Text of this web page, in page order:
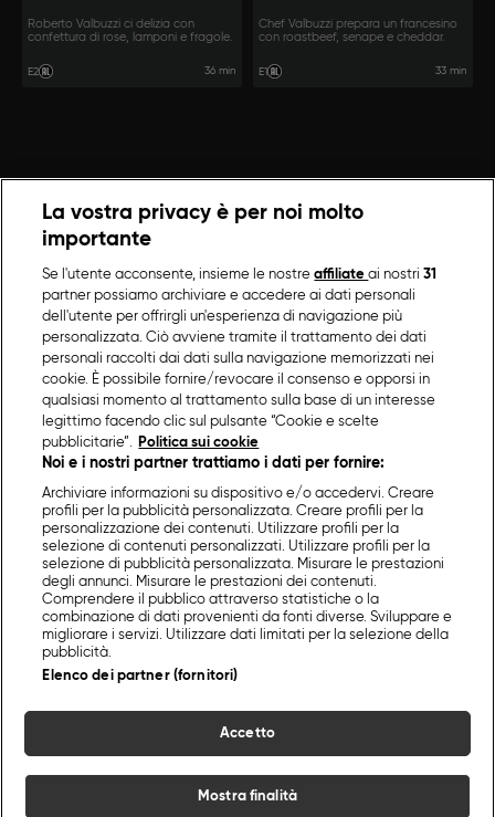
Roberto Valbuzzi ci delizia con
confettura di rose, lamponi e fragole.
E2 36 min
Chef Valbuzzi prepara un francesino
con roastbeef, senape e cheddar.
E1 33 min
La vostra privacy è per noi molto
importante
Se l'utente acconsente, insieme le nostreaffiliateai nostri31
partner possiamo archiviare e accedere ai dati personali
dell'utente per offrirgli un'esperienza di navigazione più
personalizzata. Ciò avviene tramite il trattamento dei dati
personali raccolti dai dati sulla navigazione memorizzati nei
cookie. È possibile fornire/revocare il consenso e opporsi in
qualsiasi momento al trattamento sulla base di un interesse
legittimo facendo clic sul pulsante “Cookie e scelte
pubblicitarie”.
Politica sui cookie
Noi e i nostri partner trattiamo i dati per fornire:
Archiviare informazioni su dispositivo e/o accedervi. Creare
profili per la pubblicità personalizzata. Creare profili per la
personalizzazione dei contenuti. Utilizzare profili per la
selezione di contenuti personalizzati. Utilizzare profili per la
selezione di pubblicità personalizzata. Misurare le prestazioni
degli annunci. Misurare le prestazioni dei contenuti.
Comprendere il pubblico attraverso statistiche o la
combinazione di dati provenienti da fonti diverse. Sviluppare e
migliorare i servizi. Utilizzare dati limitati per la selezione della
pubblicità.
Elenco dei partner (fornitori)
Accetto
Mostra finalità